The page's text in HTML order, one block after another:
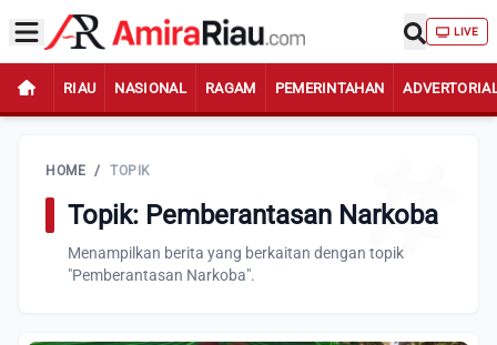
LIVE
RIAU NASIONAL RAGAM PEMERINTAHAN
HOME / TOPIK
Topik: Pemberantasan Narkoba
Menampilkan berita yang berkaitan dengan topik
"Pemberantasan Narkoba".